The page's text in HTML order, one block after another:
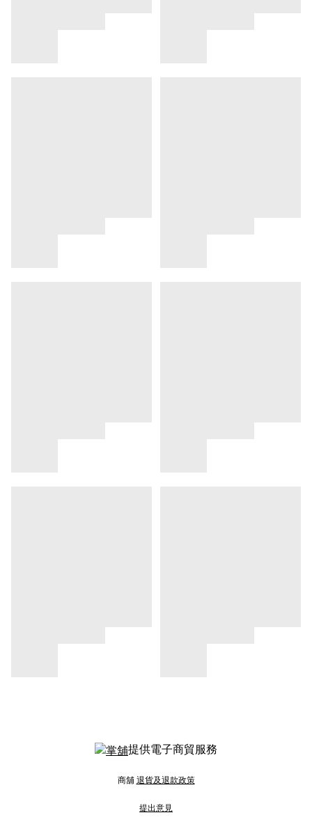
提供電子商貿服務
商舖 退貨及退款政策
提出意見